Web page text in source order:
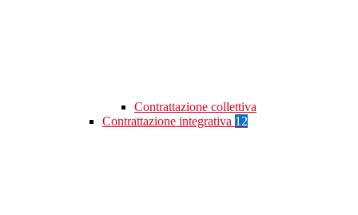
Contrattazione collettiva
Contrattazione integrativa 12